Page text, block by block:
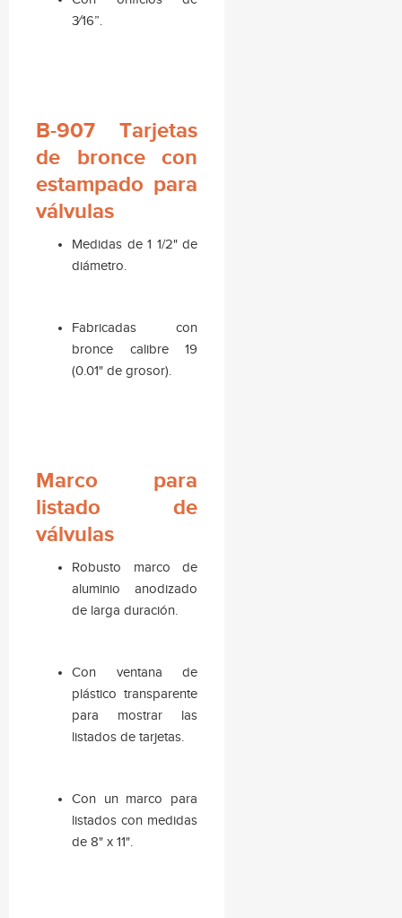
3⁄16”.
B-907 Tarjetas
de bronce con
estampado para
válvulas
Medidas de 1 1/2" de
diámetro.
Fabricadas con
bronce calibre 19
(0.01" de grosor).
Marco para
listado de
válvulas
Robusto marco de
aluminio anodizado
de larga duración.
Con ventana de
plástico transparente
para mostrar las
listados de tarjetas.
Con un marco para
listados con medidas
de 8" x 11".